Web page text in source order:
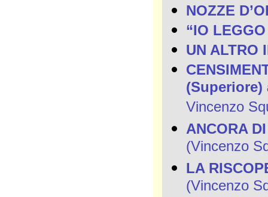
NOZZE
“IO
UN ALTRO
(Superiore)
Vincenzo
ANCORA
(Vincenzo
LA
(Vincenzo